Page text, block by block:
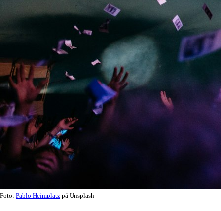
Foto: Pablo Heimplatz på Unsplash